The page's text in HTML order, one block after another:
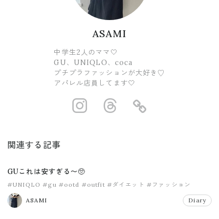
ASAMI
中学生2人のママ🤍
GU、UNIQLO、coca
プチプラファッションが大好き♡
アパレル店員してます🤍
https://https://
関連する記事
GUこれは安すぎる〜🥺
#UNIQLO #gu #ootd #outfit #ダイエット #ファッション
ASAMI Diary